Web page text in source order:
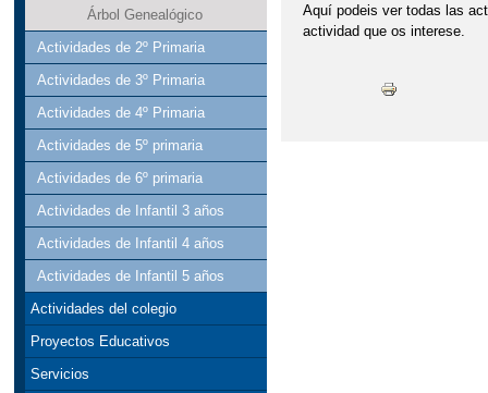
Árbol Genealógico
Actividades de 2º Primaria
Actividades de 3º Primaria
Actividades de 4º Primaria
Actividades de 5º primaria
Actividades de 6º primaria
Actividades de Infantil 3 años
Actividades de Infantil 4 años
Actividades de Infantil 5 años
Actividades del colegio
Proyectos Educativos
Servicios
Aquí podeis ver todas las
actividad que os interese.